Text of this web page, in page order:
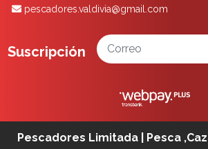
pescadores.valdivia@gmail.com
Suscripción
Pescadores Limitada | Pesca